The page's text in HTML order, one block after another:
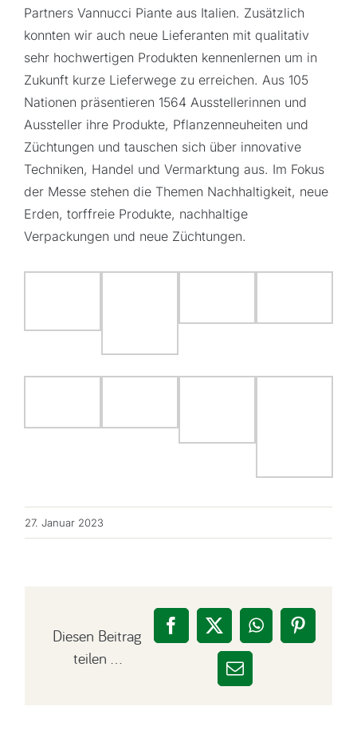
Partners Vannucci Piante aus Italien. Zusätzlich
konnten wir auch neue Lieferanten mit qualitativ
sehr hochwertigen Produkten kennenlernen um in
Zukunft kurze Lieferwege zu erreichen. Aus 105
Nationen präsentieren 1564 Ausstellerinnen und
Aussteller ihre Produkte, Pflanzenneuheiten und
Züchtungen und tauschen sich über innovative
Techniken, Handel und Vermarktung aus. Im Fokus
der Messe stehen die Themen Nachhaltigkeit, neue
Erden, torffreie Produkte, nachhaltige
Verpackungen und neue Züchtungen.
27. Januar 2023
Diesen Beitrag
teilen …
Facebook
X WhatsApp
E-